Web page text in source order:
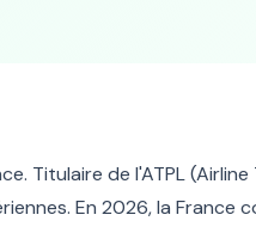
Titulaire de l'ATPL
En 2026, la France